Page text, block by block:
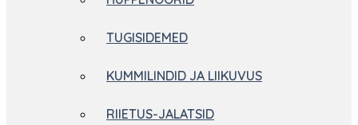
TUGISIDEMED
KUMMILINDID JA LIIKUVUS
RIIETUS-JALATSID